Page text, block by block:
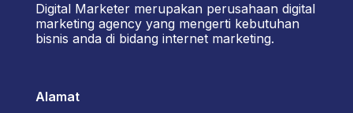
Digital Marketer merupakan perusahaan digital
marketing agency yang mengerti kebutuhan
bisnis anda di bidang internet marketing.
Alamat